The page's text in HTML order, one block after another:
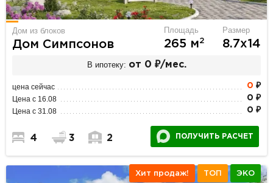
Дом из блоков
Дом Симпсонов
Площадь
265 м2
Размер
8.7х14
В ипотеку: от 0 ₽/мес.
цена сейчас 0 ₽
Цена с 16.08 0 ₽
Цена с 31.08 0 ₽
4 3 2 ПОЛУЧИТЬ РАСЧЕТ
Хит продаж! ТОП ЭКО